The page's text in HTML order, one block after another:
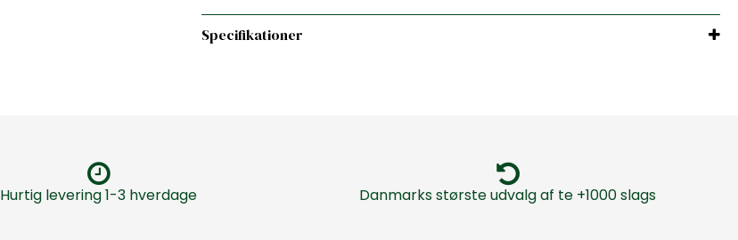
Specifikationer
Hurtig levering 1-3 hverdage Danmarks største udvalg af te +1000 slags